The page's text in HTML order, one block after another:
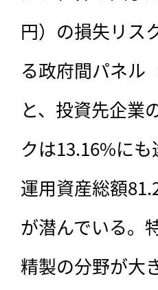
円）の損失リス
る政府間パネル
と、投資先企業
クは13.16%に
運用資産総額
が潜んでいる。
精製の分野が大